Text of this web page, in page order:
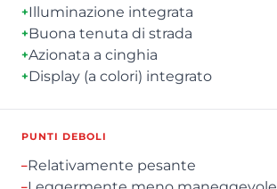
+Illuminazione integrata
+Buona tenuta di strada
+Azionata a cinghia
+Display (a colori) integrato
PUNTI DEBOLI
–Relativamente pesante
–